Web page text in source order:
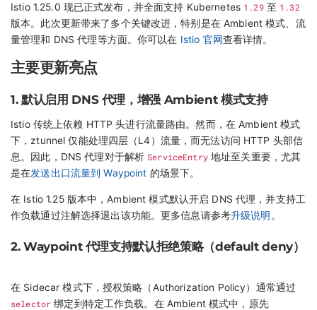
Istio 1.25.0 现已正式发布，并全面支持 Kubernetes 1.29至 1.32
版本。此次更新带来了多个关键改进，特别是在 Ambient 模式、流
量管理和 DNS 代理等方面。你可以在 Istio 官网查看详情。
主要更新亮点
1. 默认启用 DNS 代理，增强 Ambient 模式支持
Istio 传统上依赖 HTTP 头进行流量路由。然而，在 Ambient 模式
下，ztunnel 仅能处理四层（L4）流量，而无法访问 HTTP 头部信
息。因此，DNS 代理对于解析ServiceEntry地址至关重要，尤其
是在发送出口流量到 Waypoint 的场景下。
在 Istio 1.25 版本中，Ambient 模式默认开启 DNS 代理，并支持工
作负载通过注解选择退出该功能。更多信息请参考升级说明 。
2. Waypoint 代理支持默认拒绝策略（default deny）
在 Sidecar 模式下，授权策略（Authorization Policy）通常通过
selector 绑定到特定工作负载。在 Ambient 模式中，原先